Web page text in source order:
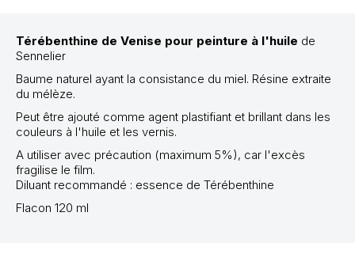
Térébenthine de Venise pour peinture à l'huile de
Sennelier
Baume naturel ayant la consistance du miel. Résine extraite
du mélèze.
Peut être ajouté comme agent plastifiant et brillant dans les
couleurs à l'huile et les vernis.
A utiliser avec précaution (maximum 5%), car l'excès
fragilise le film.
Diluant recommandé : essence de Térébenthine
Flacon 120 ml